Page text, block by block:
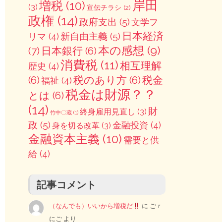
(3) 増税(10) 宣伝チラシ (2) 岸田
政権 (14)政府支出 (5)文学フ
リマ (4) 新自由主義 (5) 日本経済
(7) 日本銀行(6)本の感想 (9)
歴史 (4)消費税(11)相互理解
(6)福祉 (4)税のあり方(6)税金
とは (6)税金は財源？？
(14) 竹中〇蔵(1) 終身雇用見直し (3) 財
政 (5) 身を切る改革(3) 金融投資 (4)
金融資本主義 (10) 需要と供
給 (4)
記事コメント
（なんでも）いいから増税だ に ごｒ
にご より